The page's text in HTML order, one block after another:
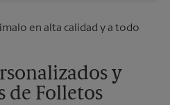
y
de Folletos